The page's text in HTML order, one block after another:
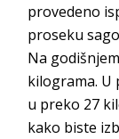
provedeno
proseku
Na
kilograma. U
u preko 27
kako biste